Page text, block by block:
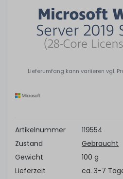
Lieferumfang kann variieren vgl.
Artikelnummer
119554
Zustand
Gebraucht
Gewicht
100 g
Lieferzeit
ca. 3-7